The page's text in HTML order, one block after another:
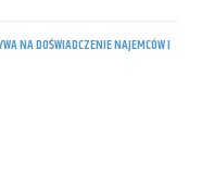
NA DOŚWIADCZENIE NAJEMCÓW I